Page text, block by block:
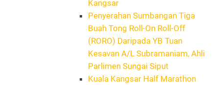
Kangsar
Penyerahan Sumbangan Tiga
Buah Tong Roll-On Roll-Off
(RORO) Daripada YB Tuan
Kesavan A/L Subramaniam, Ahli
Parlimen Sungai Siput
Kuala Kangsar Half Marathon